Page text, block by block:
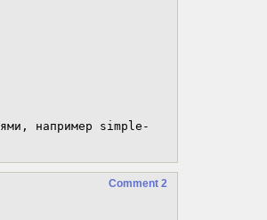
например simple-
Comment 2